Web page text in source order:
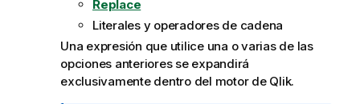
Replace
Literales y operadores de cadena
Una expresión que utilice una o varias de las
opciones anteriores se expandirá
exclusivamente dentro del motor de Qlik.